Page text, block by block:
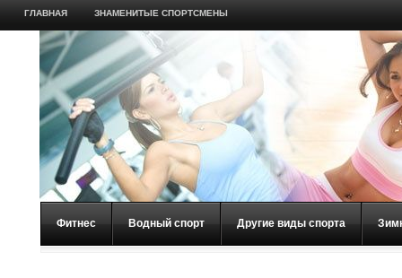
ГЛАВНАЯ ЗНАМЕНИТЫЕ СПОРТСМЕНЫ
Фитнес Водный спорт Другие виды спорта